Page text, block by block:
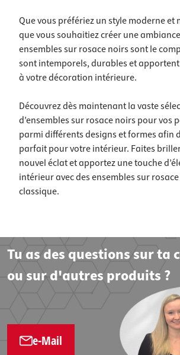
Que vous préfériez un style moderne et
que vous souhaitiez créer une
ensembles sur rosace noirs sont le
sont intemporels, durables et
à votre décoration intérieure.
Découvrez dès maintenant la vaste
d’ensembles sur rosace noirs pour vos
parmi différents designs et formes afin
parfait pour votre intérieur. Faites
nouvel éclat et apportez une touche
intérieur avec des ensembles sur
classique.
Tu as des questions sur ta
ou sur d'autres produits ?
e-Mail